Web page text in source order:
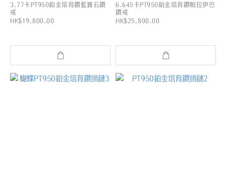
3.77卡PT950鉑金培育鑽藍寶石鑽
戒
HK$19,800.00
6.645卡PT950鉑金培育鑽帕拉伊巴
鑽戒
HK$25,800.00